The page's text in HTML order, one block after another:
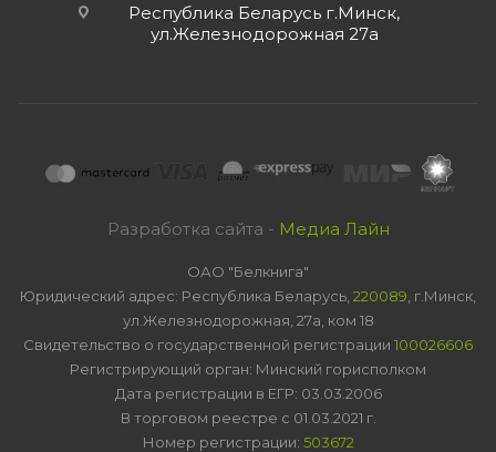
Республика Беларусь г.Минск,
ул.Железнодорожная 27а
Разработка сайта - Медиа Лайн
ОАО "Белкнига"
Юридический адрес: Республика Беларусь, 220089 , г.Минск,
ул.Железнодорожная, 27а, ком 18
Свидетельство о государственной регистрации 100026606
Регистрирующий орган: Минский горисполком
Дата регистрации в ЕГР: 03.03.2006
В торговом реестре с 01.03.2021 г.
Номер регистрации: 503672